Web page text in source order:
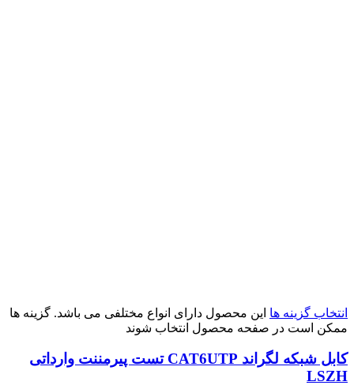
انتخاب گزینه ها این محصول دارای انواع مختلفی می باشد. گزینه ها
ممکن است در صفحه محصول انتخاب شوند
کابل شبکه لگراند CAT6UTP تست پیرمننت وارداتی
LSZH